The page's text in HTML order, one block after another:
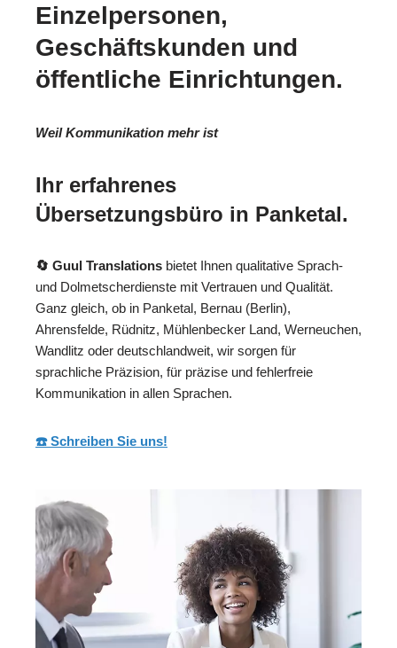
Einzelpersonen,
Geschäftskunden und
öffentliche Einrichtungen.
Weil Kommunikation mehr ist
Ihr erfahrenes
Übersetzungsbüro in Panketal.
🔄 Guul Translations bietet Ihnen qualitative Sprach-
und Dolmetscherdienste mit Vertrauen und Qualität.
Ganz gleich, ob in Panketal, Bernau (Berlin),
Ahrensfelde, Rüdnitz, Mühlenbecker Land, Werneuchen,
Wandlitz oder deutschlandweit, wir sorgen für
sprachliche Präzision, für präzise und fehlerfreie
Kommunikation in allen Sprachen.
☎️ Schreiben Sie uns!